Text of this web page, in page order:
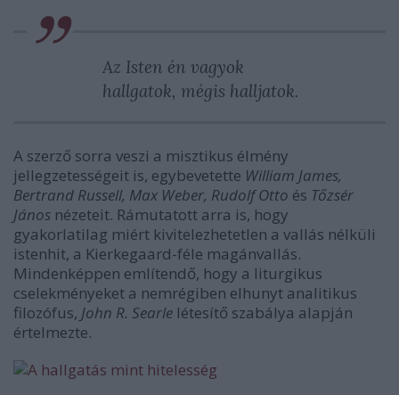
Az Isten én vagyok
hallgatok, mégis halljatok.
A szerző sorra veszi a misztikus élmény
jellegzetességeit is, egybevetette William James,
Bertrand Russell, Max Weber, Rudolf Otto és Tőzsér
János nézeteit. Rámutatott arra is, hogy
gyakorlatilag miért kivitelezhetetlen a vallás nélküli
istenhit, a Kierkegaard-féle magánvallás.
Mindenképpen említendő, hogy a liturgikus
cselekményeket a nemrégiben elhunyt analitikus
filozófus, John R. Searle létesítő szabálya alapján
értelmezte.